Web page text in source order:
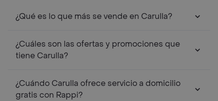
¿Qué es lo que más se vende en Carulla?
¿Cuáles son las ofertas y promociones que
tiene Carulla?
¿Cuándo Carulla ofrece servicio a domicilio
gratis con Rappi?